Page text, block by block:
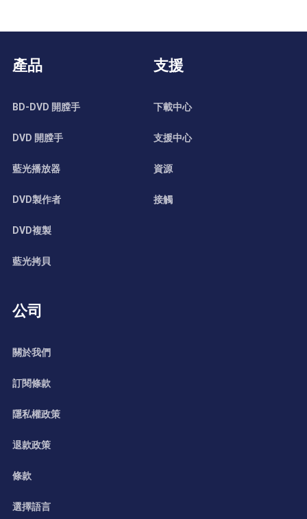
產品
BD-DVD 開膛手
DVD 開膛手
藍光播放器
DVD製作者
DVD複製
藍光拷貝
支援
下載中心
支援中心
資源
接觸
公司
關於我們
訂閱條款
隱私權政策
退款政策
條款
選擇語言